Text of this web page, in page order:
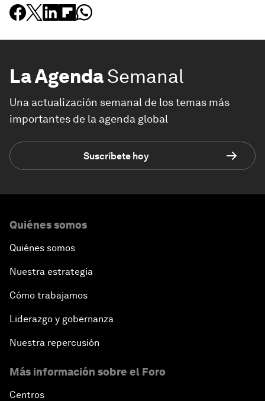
La AgendaSemanal
Una actualización semanal de los temas más
importantes de la agenda global
Suscríbete hoy
Quiénes somos
Quiénes somos
Nuestra estrategia
Cómo trabajamos
Liderazgo y gobernanza
Nuestra repercusión
Más información sobre el Foro
Centros